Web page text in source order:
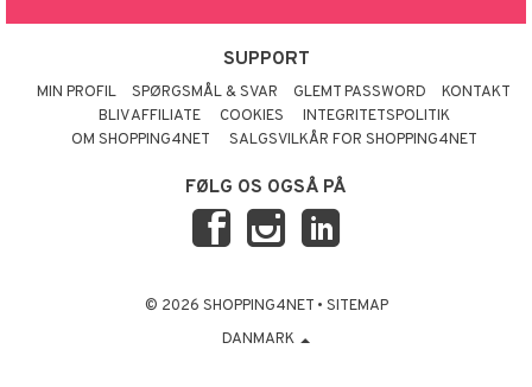
SUPPORT
MIN PROFIL SPØRGSMÅL & SVAR GLEMT PASSWORD
KONTAKT
BLIV AFFILIATE
COOKIES
INTEGRITETSPOLITIK
OM SHOPPING4NET
SALGSVILKÅR FOR SHOPPING4NET
FØLG OS OGSÅ PÅ
© 2026 SHOPPING4NET • SITEMAP
DANMARK